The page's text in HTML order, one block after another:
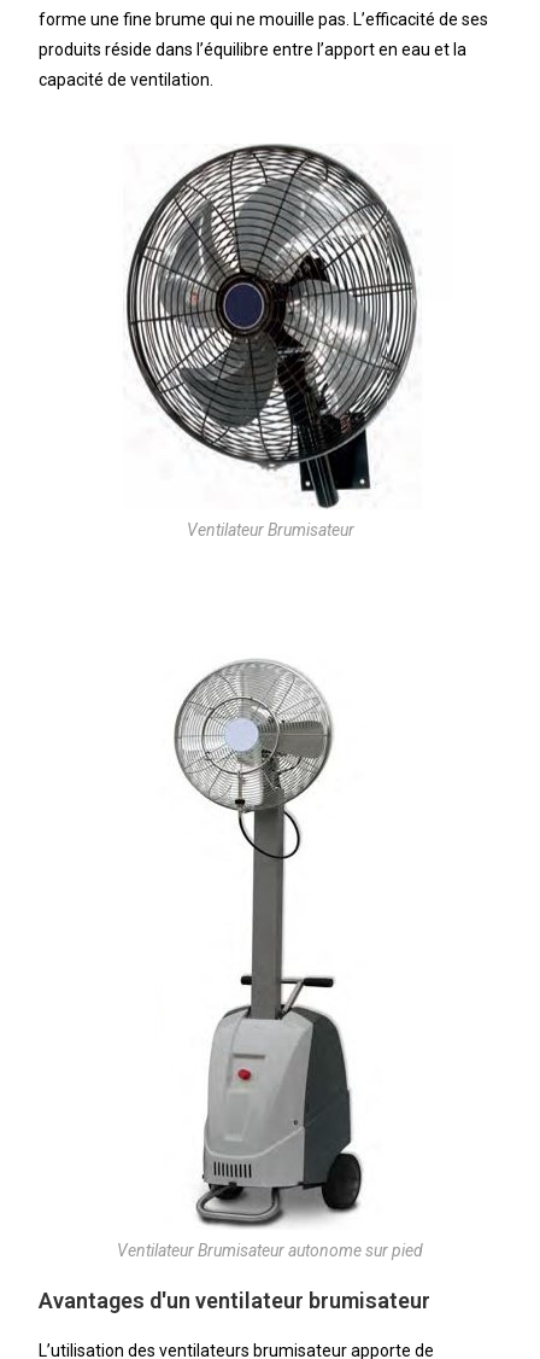
forme une fine brume qui ne mouille pas. L’efficacité de ses
produits réside dans l’équilibre entre l’apport en eau et la
capacité de ventilation.
Ventilateur Brumisateur
Ventilateur Brumisateur autonome sur pied
Avantages d'un ventilateur brumisateur
L’utilisation des ventilateurs brumisateur apporte de